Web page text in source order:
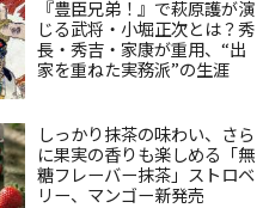
『豊臣兄弟！』で萩原護が演
じる武将・小堀正次とは？秀
長・秀吉・家康が重用、“出
家を重ねた実務派”の生涯
しっかり抹茶の味わい、さら
に果実の香りも楽しめる「無
糖フレーバー抹茶」ストロベ
リー、マンゴー新発売